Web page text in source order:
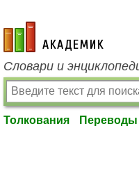
academic.ru
Словари и
Толкования Переводы